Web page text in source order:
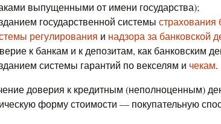
выпущенными от имени государства);
государственной системы страхования
регулирования и надзора за банковской
к банкам и к депозитам, как банковским
системы гарантий по векселям и чекам.
доверия к кредитным (неполноценным)
форму стоимости — покупательную